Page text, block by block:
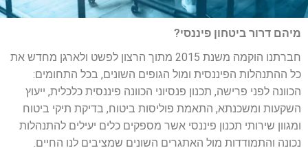
מיהם דרור ביטחון פיננסי?
חברתנו הוקמה משנת 2015 מתוך הרצון לפשט ולארגן מחדש את
כל ההתנהלות הפיננסית ומול הגופים השונים, בכל התחומים:
הכוונה לפני פרישה, תכנון פנסיוני הכוונה פיננסית כלכלית, ייעוץ
השקעות ומשכנתא, התאמת פוליסות ביטוח, בדיקת תיקי ביטוח
ומגוון שירותי תכנון פיננסי אשר מספקים כלים יעילים להתנהלות
נכונה והתמודדות מול האתגרים השונים שמציבים לנו החיים.